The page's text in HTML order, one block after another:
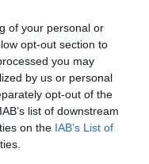
of your personal or
opt-out section to
you may
by us or personal
opt-out of the
list of downstream
on the IAB’s List of
piùDepositare€ 0,08